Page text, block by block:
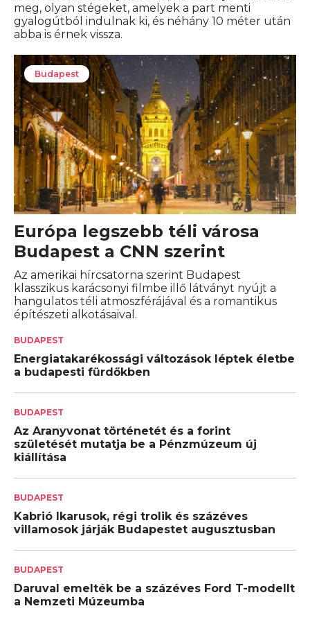
meg, olyan stégeket, amelyek a part menti
gyalogútból indulnak ki, és néhány 10 méter után
abba is érnek vissza.
Budapest
Európa legszebb téli városa
Budapest a CNN szerint
Az amerikai hírcsatorna szerint Budapest
klasszikus karácsonyi filmbe illő látványt nyújt a
hangulatos téli atmoszférájával és a romantikus
építészeti alkotásaival.
BUDAPEST
Energiatakarékossági változások léptek életbe
a budapesti fürdőkben
BUDAPEST
Az Aranyvonat történetét és a forint
születését mutatja be a Pénzmúzeum új
kiállítása
BUDAPEST
Kabrió Ikarusok, régi trolik és százéves
villamosok járják Budapestet augusztusban
BUDAPEST
Daruval emelték be a százéves Ford T-modellt
a Nemzeti Múzeumba